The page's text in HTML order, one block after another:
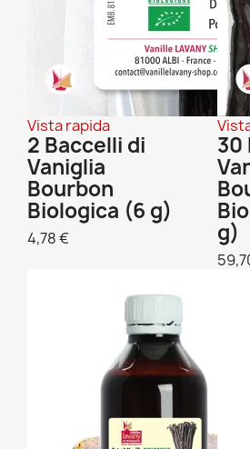
Vista rapida
2 Baccelli di
Vaniglia
Bourbon
Biologica (6 g)
4,78 €
30
g)